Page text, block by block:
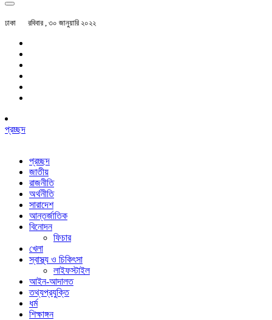
ঢাকা রবিবার , ৩০ জানুয়ারি ২০২২
প্রচ্ছদ
প্রচ্ছদ
জাতীয়
রাজনীতি
অর্থনীতি
সারাদেশ
আন্তর্জাতিক
বিনোদন
ফিচার
খেলা
স্বাস্থ্য ও চিকিৎসা
লাইফস্টাইল
আইন-আদালত
তথ্যপ্রযুক্তি
ধর্ম
শিক্ষাঙ্গন